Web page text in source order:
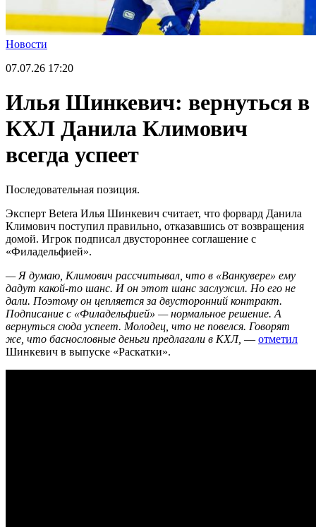
Новости
07.07.26 17:20
Илья Шинкевич: вернуться в
КХЛ Данила Климович
всегда успеет
Последовательная позиция.
Эксперт Betera Илья Шинкевич считает, что форвард Данила
Климович поступил правильно, отказавшись от возвращения
домой. Игрок подписал двустороннее соглашение с
«Филадельфией».
— Я думаю, Климович рассчитывал, что в «Ванкувере» ему
дадут какой-то шанс. И он этот шанс заслужил. Но его не
дали. Поэтому он цепляется за двусторонний контракт.
Подписание с «Филадельфией» — нормальное решение. А
вернуться сюда успеет. Молодец, что не повелся. Говорят
же, что баснословные деньги предлагали в КХЛ, — отметил
Шинкевич в выпуске «Раскатки».